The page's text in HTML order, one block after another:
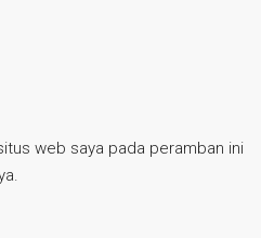
web saya pada peramban ini